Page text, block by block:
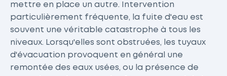
mettre en place un autre. Intervention
particulièrement fréquente, la fuite d'eau est
souvent une véritable catastrophe à tous les
niveaux. Lorsqu'elles sont obstruées, les tuyaux
d'évacuation provoquent en général une
remontée des eaux usées, ou la présence de